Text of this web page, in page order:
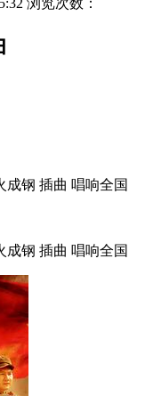
成钢 插曲 唱响全国
成钢 插曲 唱响全国